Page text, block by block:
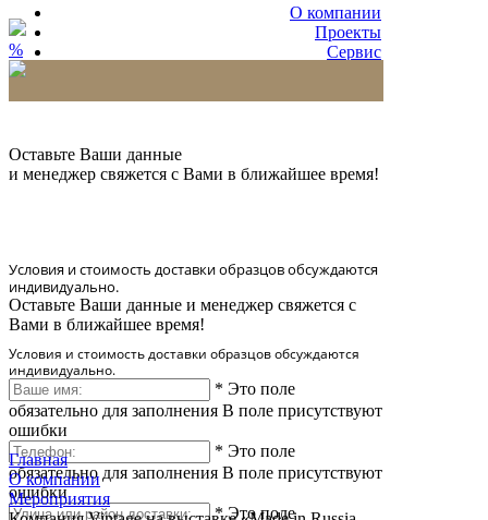
О компании
Проекты
Сервис
%
Оставьте Ваши данные
и менеджер свяжется с Вами в ближайшее время!
Условия и стоимость доставки образцов обсуждаются
индивидуально.
Оставьте Ваши данные и менеджер свяжется с
Вами в ближайшее время!
Условия и стоимость доставки образцов обсуждаются
индивидуально.
* Это поле
обязательно для заполнения В поле присутствуют
ошибки
* Это поле
обязательно для заполнения В поле присутствуют
ошибки
* Это поле
Главная
О компании
Мероприятия